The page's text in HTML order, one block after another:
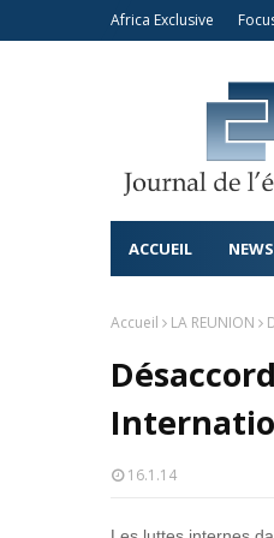
Africa Exclusive
ACCUEIL NEWS
Accueil LA REUNION
16.1.14